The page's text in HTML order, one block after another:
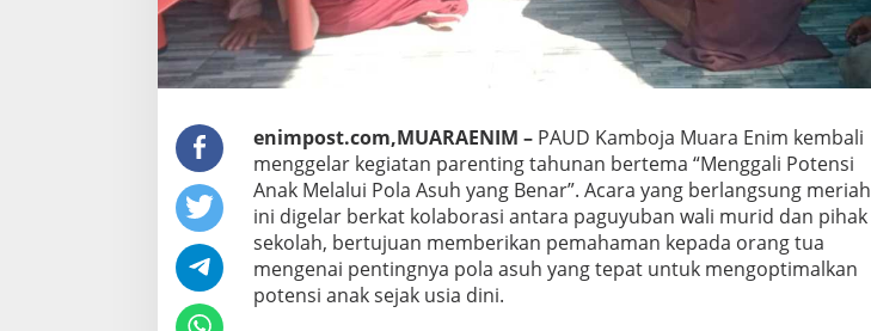
enimpost.com,MUARAENIM –PAUD Kamboja Muara Enim kembali
menggelar kegiatan parenting tahunan bertema “Menggali Potensi
Anak Melalui Pola Asuh yang Benar”. Acara yang berlangsung meriah
ini digelar berkat kolaborasi antara paguyuban wali murid dan pihak
sekolah, bertujuan memberikan pemahaman kepada orang tua
mengenai pentingnya pola asuh yang tepat untuk mengoptimalkan
potensi anak sejak usia dini.